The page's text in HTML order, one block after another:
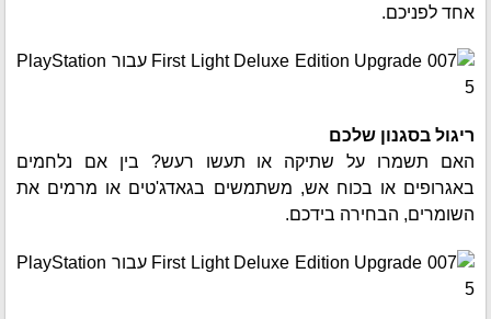
אחד לפניכם.
ריגול בסגנון שלכם
האם תשמרו על שתיקה או תעשו רעש? בין אם נלחמים
באגרופים או בכוח אש, משתמשים בגאדג'טים או מרמים את
השומרים, הבחירה בידכם.